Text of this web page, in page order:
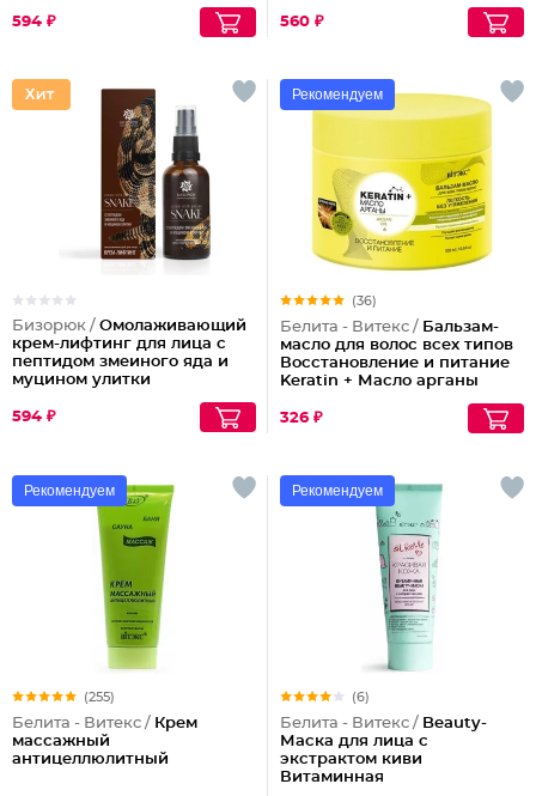
594 ₽ 560 ₽
Бизорюк / Омолаживающий
крем-лифтинг для лица с
пептидом змеиного яда и
муцином улитки
594 ₽
Рекомендуем
(36)
Белита - Витекс / Бальзам-
масло для волос всех типов
Восстановление и питание
Keratin + Масло арганы
326 ₽
Рекомендуем
(255)
Белита - Витекс / Крем
массажный
антицеллюлитный
Рекомендуем
(6)
Белита - Витекс / Beauty-
Маска для лица с
экстрактом киви
Витаминная